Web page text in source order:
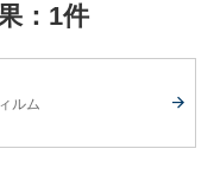
：1件
ルム